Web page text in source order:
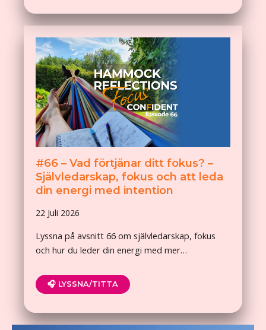
#66 – Vad förtjänar ditt fokus? –
Självledarskap, fokus och att leda
din energi med intention
22 Juli 2026
Lyssna på avsnitt 66 om självledarskap, fokus
och hur du leder din energi med mer…
🎧 LYSSNA/TITTA